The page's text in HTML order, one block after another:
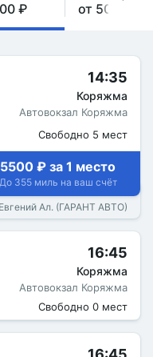
₽ от 5000 ₽
14:35
Коряжма
Автовокзал Коряжма
Свободно 5 мест
5500 ₽ за 1 место
До 355 миль на ваш счёт
Ал. (ГАРАНТ АВТО)
16:45
Коряжма
Автовокзал Коряжма
Свободно 0 мест